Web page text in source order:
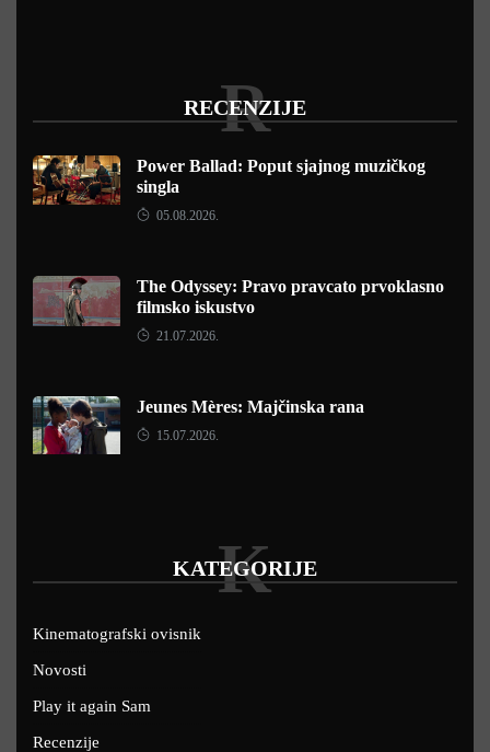
RECENZIJE
R
Power Ballad: Poput sjajnog muzičkog
singla
05.08.2026.
The Odyssey: Pravo pravcato prvoklasno
filmsko iskustvo
21.07.2026.
Jeunes Mères: Majčinska rana
15.07.2026.
KATEGORIJE
K
Kinematografski ovisnik
Novosti
Play it again Sam
Recenzije